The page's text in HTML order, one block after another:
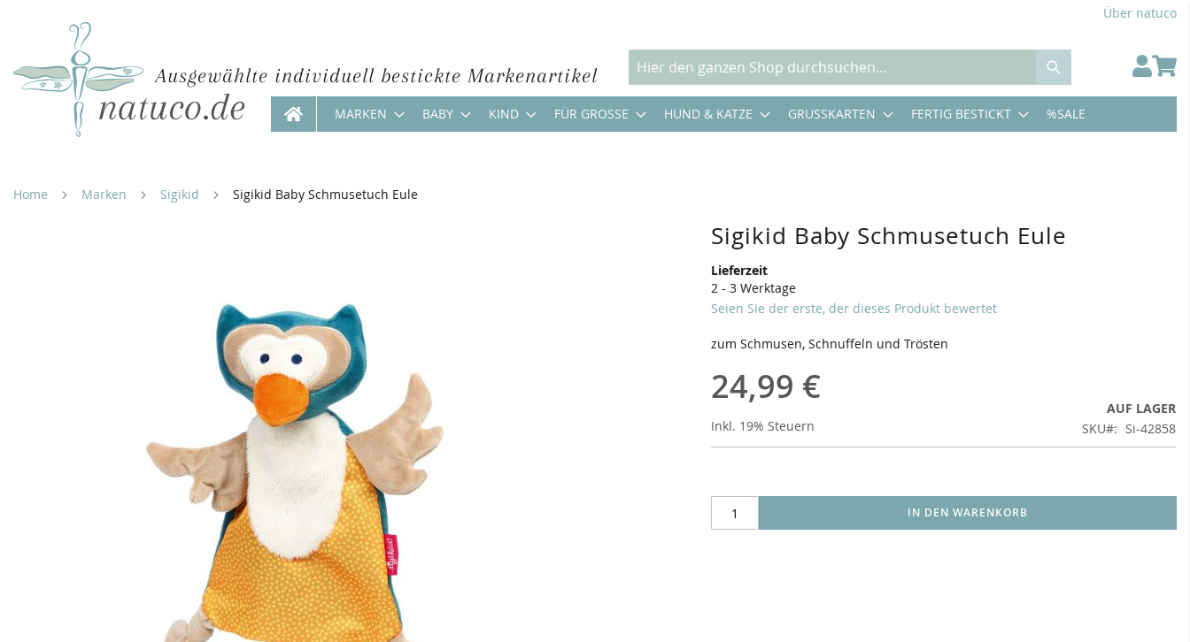
Über natuco
Ausgewählte individuell bestickte Markenartikel Suche
MARKEN BABY KIND FÜR GROSSE HUND & KATZE GRUSSKARTEN FERTIG BESTICKT %SALE
Inhalt
Home Marken Sigikid Sigikid Baby Schmusetuch Eule
Sigikid Baby Schmusetuch Eule
Lieferzeit
2 - 3 Werktage
Seien Sie der erste, der dieses Produkt bewertet
zum Schmusen, Schnuffeln und Trösten
24,99 €
Inkl. 19% Steuern
AUF LAGER
SKU
Si-42858
IN DEN WARENKORB